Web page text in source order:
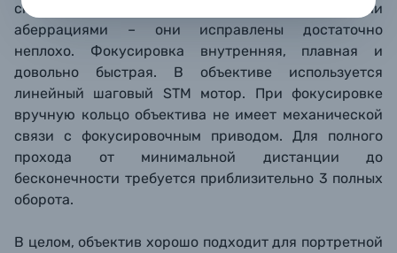
сказывается на контроле за хроматическими
аберрациями – они исправлены достаточно
неплохо. Фокусировка внутренняя, плавная и
довольно быстрая. В объективе используется
линейный шаговый STM мотор. При фокусировке
вручную кольцо объектива не имеет механической
связи с фокусировочным приводом. Для полного
прохода от минимальной дистанции до
бесконечности требуется приблизительно 3 полных
оборота.
В целом, объектив хорошо подходит для портретной